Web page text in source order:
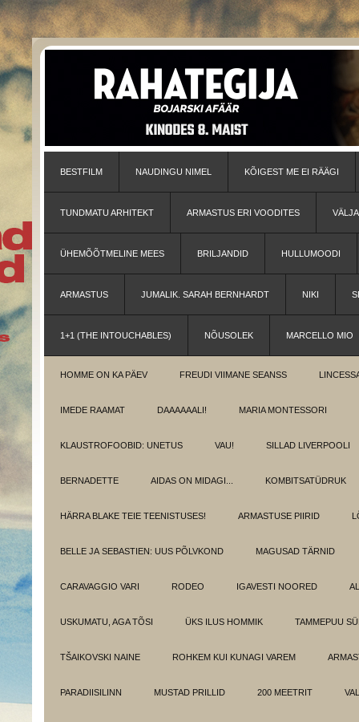
BESTFILM NAUDINGU NIMEL KÕIGEST ME EI RÄÄGI
TUNDMATU ARHITEKT ARMASTUS ERI VOODITES
ÜHEMÕÕTMELINE MEES BRILJANDID HULLUMOODI
ARMASTUS JUMALIK. SARAH BERNHARDT NIKI
1+1 (THE INTOUCHABLES) NÕUSOLEK MARCELLO MIO
HOMME ON KA PÄEV FREUDI VIIMANE SEANSS
IMEDE RAAMAT DAAAAAALI! MARIA MONTESSORI
KLAUSTROFOOBID: UNETUS VAU! SILLAD LIVERPOOLI
BERNADETTE AIDAS ON MIDAGI... KOMBITSATÜDRUK
HÄRRA BLAKE TEIE TEENISTUSES! ARMASTUSE PIIRID
BELLE JA SEBASTIEN: UUS PÕLVKOND MAGUSAD TÄRNID
CARAVAGGIO VARI RODEO IGAVESTI NOORED
USKUMATU, AGA TÕSI ÜKS ILUS HOMMIK TAMMEPUU
TŠAIKOVSKI NAINE ROHKEM KUI KUNAGI VAREM
PARADIISILINN MUSTAD PRILLID 200 MEETRIT